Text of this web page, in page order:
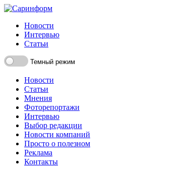
Новости
Интервью
Статьи
Темный режим
Новости
Статьи
Мнения
Фоторепортажи
Интервью
Выбор редакции
Новости компаний
Просто о полезном
Реклама
Контакты